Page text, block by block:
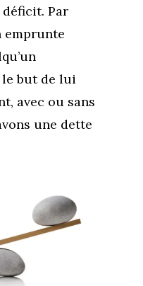
Par
emprunte
but de lui
avec ou sans
une dette